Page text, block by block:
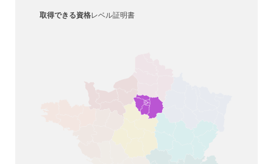
取得できる資格レベル証明書